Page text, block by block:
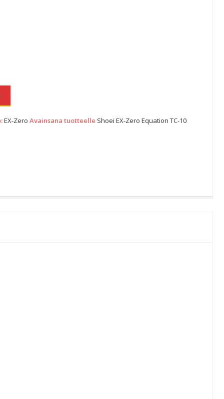
EX-Zero Avainsana tuotteelle Shoei EX-Zero Equation TC-10